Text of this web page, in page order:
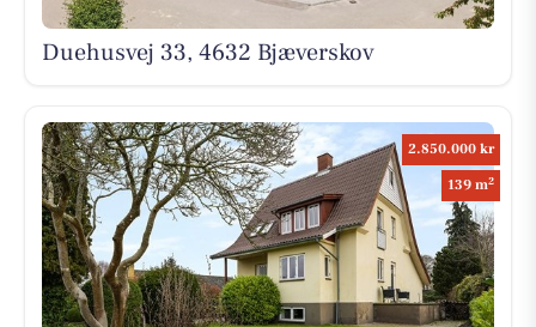
Duehusvej 33, 4632 Bjæverskov
2.850.000 kr
139 m2